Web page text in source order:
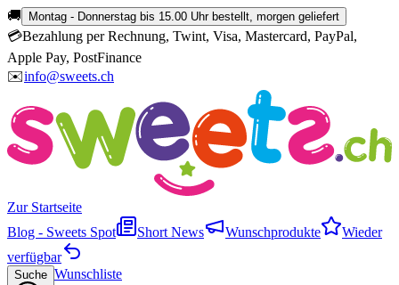
🚚 Montag - Donnerstag bis 15.00 Uhr bestellt, morgen geliefert
💳Bezahlung per Rechnung, Twint, Visa, Mastercard, PayPal,
Apple Pay, PostFinance
✉️info@sweets.ch
Zur Startseite
Blog - Sweets Spot
Short News Wunschprodukte
Wieder
verfügbar
Suche Wunschliste